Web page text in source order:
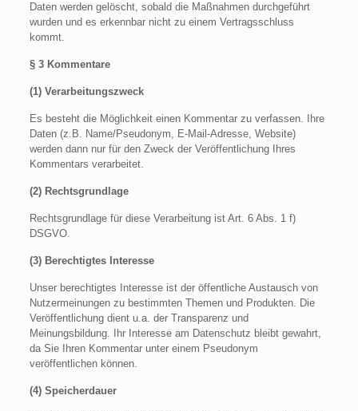
Daten werden gelöscht, sobald die Maßnahmen durchgeführt
wurden und es erkennbar nicht zu einem Vertragsschluss
kommt.
§ 3 Kommentare
(1) Verarbeitungszweck
Es besteht die Möglichkeit einen Kommentar zu verfassen. Ihre
Daten (z.B. Name/Pseudonym, E-Mail-Adresse, Website)
werden dann nur für den Zweck der Veröffentlichung Ihres
Kommentars verarbeitet.
(2) Rechtsgrundlage
Rechtsgrundlage für diese Verarbeitung ist Art. 6 Abs. 1 f)
DSGVO.
(3) Berechtigtes Interesse
Unser berechtigtes Interesse ist der öffentliche Austausch von
Nutzermeinungen zu bestimmten Themen und Produkten. Die
Veröffentlichung dient u.a. der Transparenz und
Meinungsbildung. Ihr Interesse am Datenschutz bleibt gewahrt,
da Sie Ihren Kommentar unter einem Pseudonym
veröffentlichen können.
(4) Speicherdauer